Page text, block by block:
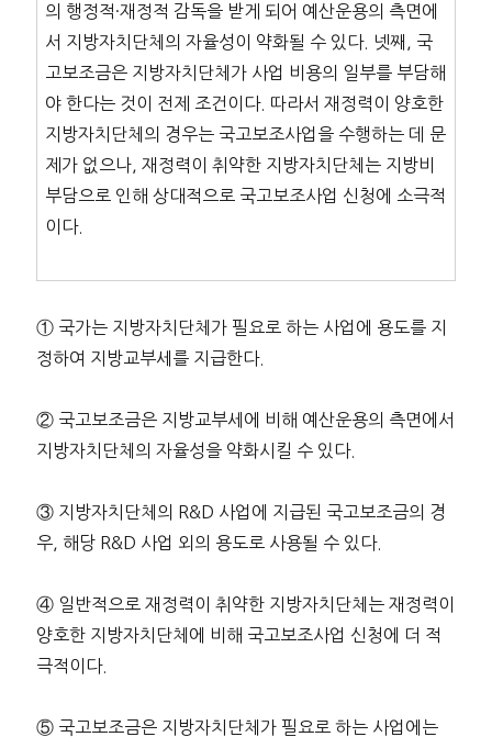
의 행정적·재정적 감독을 받게 되어 예산운용의 측면에
서 지방자치단체의 자율성이 약화될 수 있다. 넷째, 국
고보조금은 지방자치단체가 사업 비용의 일부를 부담해
야 한다는 것이 전제 조건이다. 따라서 재정력이 양호한
지방자치단체의 경우는 국고보조사업을 수행하는 데 문
제가 없으나, 재정력이 취약한 지방자치단체는 지방비
부담으로 인해 상대적으로 국고보조사업 신청에 소극적
이다.
① 국가는 지방자치단체가 필요로 하는 사업에 용도를 지
정하여 지방교부세를 지급한다.
② 국고보조금은 지방교부세에 비해 예산운용의 측면에서
지방자치단체의 자율성을 약화시킬 수 있다.
③ 지방자치단체의 R&D 사업에 지급된 국고보조금의 경
우, 해당 R&D 사업 외의 용도로 사용될 수 있다.
④ 일반적으로 재정력이 취약한 지방자치단체는 재정력이
양호한 지방자치단체에 비해 국고보조사업 신청에 더 적
극적이다.
⑤ 국고보조금은 지방자치단체가 필요로 하는 사업에는